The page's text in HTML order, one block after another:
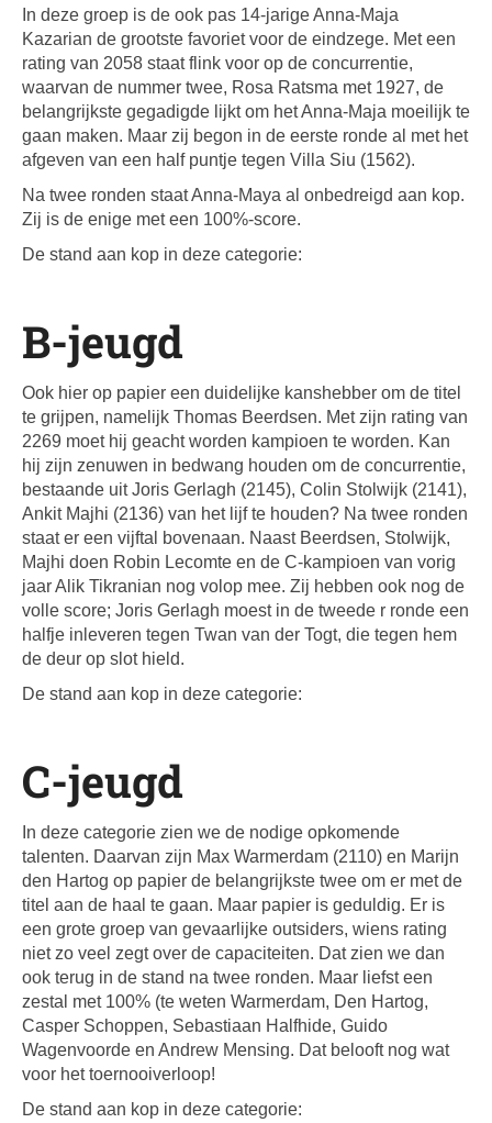
In deze groep is de ook pas 14-jarige Anna-Maja
Kazarian de grootste favoriet voor de eindzege. Met een
rating van 2058 staat flink voor op de concurrentie,
waarvan de nummer twee, Rosa Ratsma met 1927, de
belangrijkste gegadigde lijkt om het Anna-Maja moeilijk te
gaan maken. Maar zij begon in de eerste ronde al met het
afgeven van een half puntje tegen Villa Siu (1562).
Na twee ronden staat Anna-Maya al onbedreigd aan kop.
Zij is de enige met een 100%-score.
De stand aan kop in deze categorie:
B-jeugd
Ook hier op papier een duidelijke kanshebber om de titel
te grijpen, namelijk Thomas Beerdsen. Met zijn rating van
2269 moet hij geacht worden kampioen te worden. Kan
hij zijn zenuwen in bedwang houden om de concurrentie,
bestaande uit Joris Gerlagh (2145), Colin Stolwijk (2141),
Ankit Majhi (2136) van het lijf te houden? Na twee ronden
staat er een vijftal bovenaan. Naast Beerdsen, Stolwijk,
Majhi doen Robin Lecomte en de C-kampioen van vorig
jaar Alik Tikranian nog volop mee. Zij hebben ook nog de
volle score; Joris Gerlagh moest in de tweede r ronde een
halfje inleveren tegen Twan van der Togt, die tegen hem
de deur op slot hield.
De stand aan kop in deze categorie:
C-jeugd
In deze categorie zien we de nodige opkomende
talenten. Daarvan zijn Max Warmerdam (2110) en Marijn
den Hartog op papier de belangrijkste twee om er met de
titel aan de haal te gaan. Maar papier is geduldig. Er is
een grote groep van gevaarlijke outsiders, wiens rating
niet zo veel zegt over de capaciteiten. Dat zien we dan
ook terug in de stand na twee ronden. Maar liefst een
zestal met 100% (te weten Warmerdam, Den Hartog,
Casper Schoppen, Sebastiaan Halfhide, Guido
Wagenvoorde en Andrew Mensing. Dat belooft nog wat
voor het toernooiverloop!
De stand aan kop in deze categorie: